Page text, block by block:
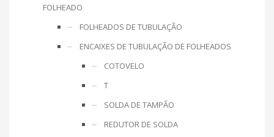
FOLHEADO
FOLHEADOS DE TUBULAÇÃO
ENCAIXES DE TUBULAÇÃO DE FOLHEADOS
COTOVELO
T
SOLDA DE TAMPÃO
REDUTOR DE SOLDA